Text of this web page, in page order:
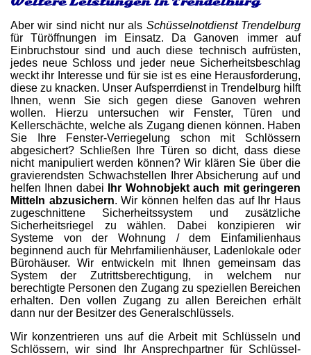
Aber wir sind nicht nur als Schüsselnotdienst Trendelburg
für Türöffnungen im Einsatz. Da Ganoven immer auf
Einbruchstour sind und auch diese technisch aufrüsten,
jedes neue Schloss und jeder neue Sicherheitsbeschlag
weckt ihr Interesse und für sie ist es eine Herausforderung,
diese zu knacken. Unser Aufsperrdienst in Trendelburg hilft
Ihnen, wenn Sie sich gegen diese Ganoven wehren
wollen. Hierzu untersuchen wir Fenster, Türen und
Kellerschächte, welche als Zugang dienen können. Haben
Sie Ihre Fenster-Verriegelung schon mit Schlössern
abgesichert? Schließen Ihre Türen so dicht, dass diese
nicht manipuliert werden können? Wir klären Sie über die
gravierendsten Schwachstellen Ihrer Absicherung auf und
helfen Ihnen dabei
Ihr Wohnobjekt auch mit geringeren
Mitteln abzusichern. Wir können helfen das auf Ihr Haus
zugeschnittene Sicherheitssystem und zusätzliche
Sicherheitsriegel zu wählen. Dabei konzipieren wir
Systeme von der Wohnung / dem Einfamilienhaus
beginnend auch für Mehrfamilienhäuser, Ladenlokale oder
Bürohäuser. Wir entwickeln mit Ihnen gemeinsam das
System der Zutrittsberechtigung, in welchem nur
berechtigte Personen den Zugang zu speziellen Bereichen
erhalten. Den vollen Zugang zu allen Bereichen erhält
dann nur der Besitzer des Generalschlüssels.
Wir konzentrieren uns auf die Arbeit mit Schlüsseln und
Schlössern, wir sind Ihr Ansprechpartner für Schlüssel-